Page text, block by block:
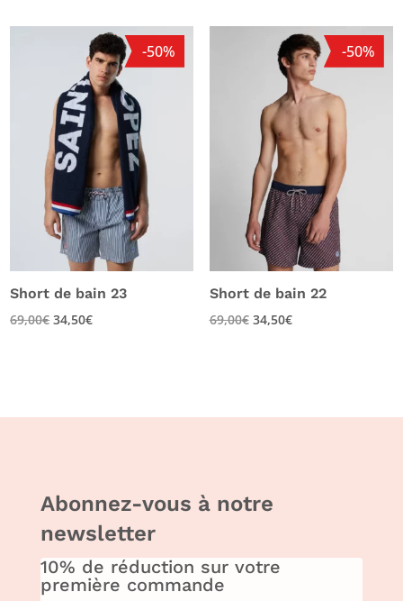
-50%
Short de bain 23
69,00€ 34,50€
-50%
Short de bain 22
69,00€ 34,50€
Abonnez-vous à notre
newsletter
10% de réduction sur votre
première commande